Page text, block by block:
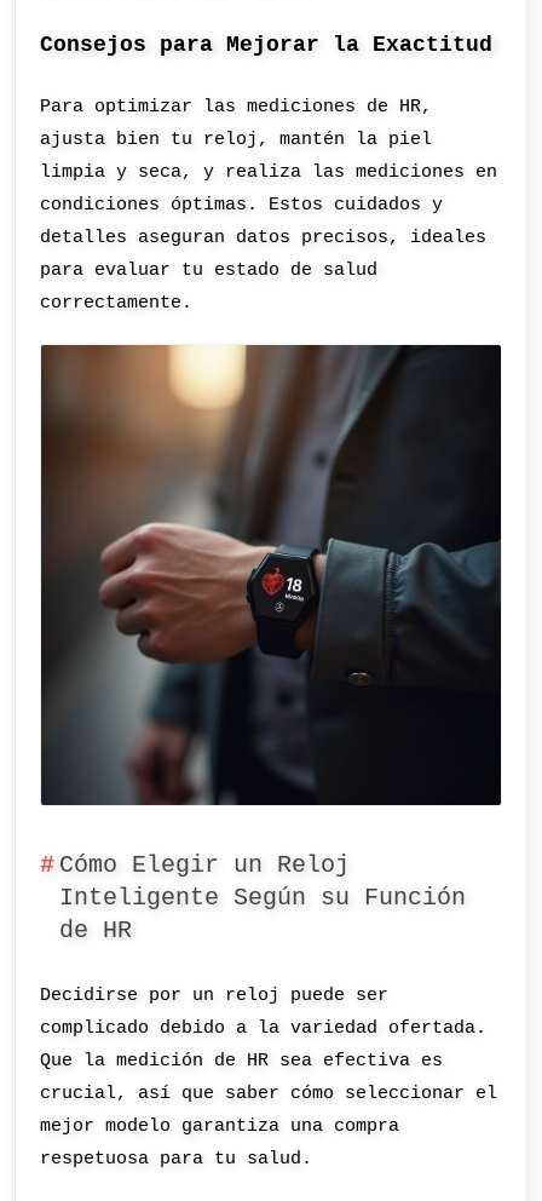
Consejos para Mejorar la Exactitud
Para optimizar las mediciones de HR,
ajusta bien tu reloj, mantén la piel
limpia y seca, y realiza las mediciones en
condiciones óptimas. Estos cuidados y
detalles aseguran datos precisos, ideales
para evaluar tu estado de salud
correctamente.
Cómo Elegir un Reloj
Inteligente Según su Función
de HR
Decidirse por un reloj puede ser
complicado debido a la variedad ofertada.
Que la medición de HR sea efectiva es
crucial, así que saber cómo seleccionar el
mejor modelo garantiza una compra
respetuosa para tu salud.